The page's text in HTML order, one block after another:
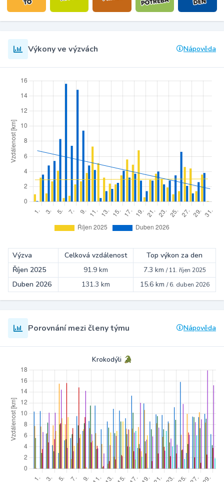
Výkony ve výzvách Nápověda
Výzva Celková vzdálenost
Top výkon za den
Říjen 2025
91.9 km 7.3 km /11. říjen 2025
Duben 2026 131.3 km 15.6 km /6. duben 2026
Porovnání mezi členy týmu Nápověda
Krokodýli 🐊